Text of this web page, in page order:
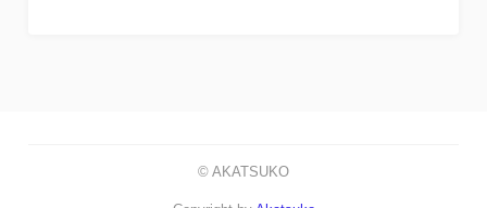
© AKATSUKO